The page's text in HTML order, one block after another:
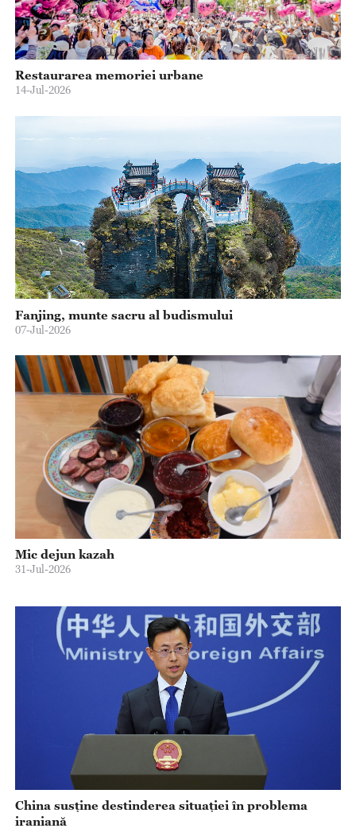
Restaurarea memoriei urbane
14-Jul-2026
Fanjing, munte sacru al budismului
07-Jul-2026
Mic dejun kazah
31-Jul-2026
China susține destinderea situației în problema
iraniană